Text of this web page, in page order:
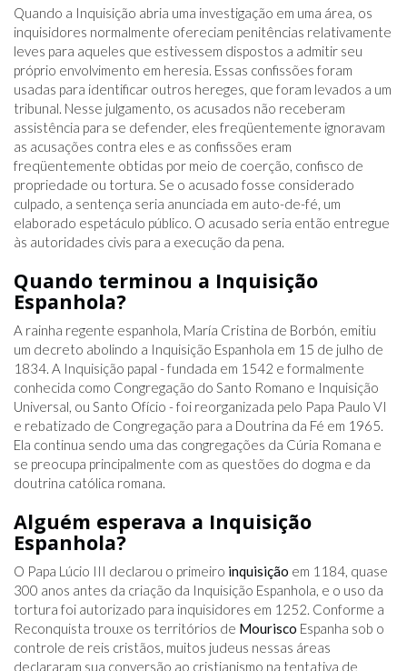
Quando a Inquisição abria uma investigação em uma área, os
inquisidores normalmente ofereciam penitências relativamente
leves para aqueles que estivessem dispostos a admitir seu
próprio envolvimento em heresia. Essas confissões foram
usadas para identificar outros hereges, que foram levados a um
tribunal. Nesse julgamento, os acusados ​​não receberam
assistência para se defender, eles freqüentemente ignoravam
as acusações contra eles e as confissões eram
freqüentemente obtidas por meio de coerção, confisco de
propriedade ou tortura. Se o acusado fosse considerado
culpado, a sentença seria anunciada em auto-de-fé, um
elaborado espetáculo público. O acusado seria então entregue
às autoridades civis para a execução da pena.
Quando terminou a Inquisição
Espanhola?
A rainha regente espanhola, María Cristina de Borbón, emitiu
um decreto abolindo a Inquisição Espanhola em 15 de julho de
1834. A Inquisição papal - fundada em 1542 e formalmente
conhecida como Congregação do Santo Romano e Inquisição
Universal, ou Santo Ofício - foi reorganizada pelo Papa Paulo VI
e rebatizado de Congregação para a Doutrina da Fé em 1965.
Ela continua sendo uma das congregações da Cúria Romana e
se preocupa principalmente com as questões do dogma e da
doutrina católica romana.
Alguém esperava a Inquisição
Espanhola?
O Papa Lúcio III declarou o primeiro inquisição em 1184, quase
300 anos antes da criação da Inquisição Espanhola, e o uso da
tortura foi autorizado para inquisidores em 1252. Conforme a
Reconquista trouxe os territórios de Mourisco Espanha sob o
controle de reis cristãos, muitos judeus nessas áreas
declararam sua conversão ao cristianismo na tentativa de